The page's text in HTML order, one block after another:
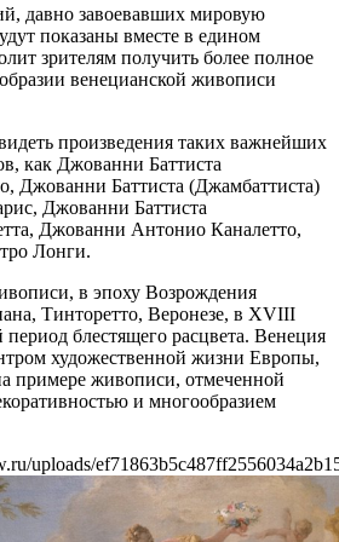
давно завоевавших мировую
показаны вместе в едином
зрителям получить более полное
венецианской живописи
произведения таких важнейших
как Джованни Баттиста
Джованни Баттиста (Джамбаттиста)
Джованни Баттиста
Джованни Антонио Каналетто,
Лонги.
в эпоху Возрождения
Тинторетто, Веронезе, в XVIII
блестящего расцвета. Венеция
художественной жизни Европы,
примере живописи, отмеченной
и многообразием
uploads/